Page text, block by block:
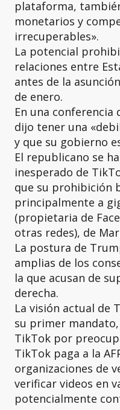
plataforma,
monetarios y
irrecuperables».
La potencial
relaciones entre
antes de la
de enero.
En una
dijo tener una
y que su gobierno
El republicano se
inesperado de
que su prohibición
principalmente a
(propietaria de
otras redes), de
La postura de
amplias de los
la que acusan de
derecha.
La visión actual de
su primer
TikTok por
TikTok paga a la
organizaciones de
verificar videos en
potencialmente